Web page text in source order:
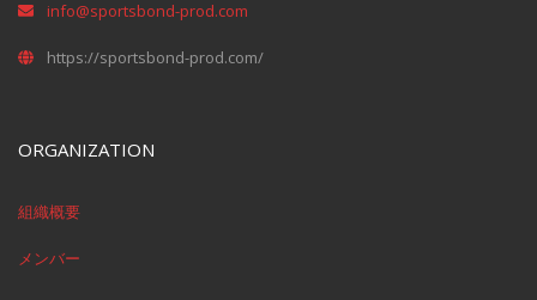
info@sportsbond-prod.com
https://sportsbond-prod.com/
ORGANIZATION
組織概要
メンバー